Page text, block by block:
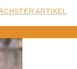
ARTIKEL